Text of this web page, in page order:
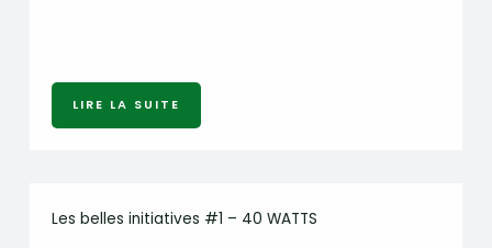
LIRE LA SUITE
Les belles initiatives #1 – 40 WATTS